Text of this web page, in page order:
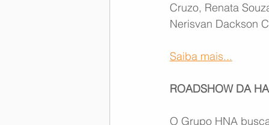
Cruzo, Renata
Nerisvan Dackson
Saiba mais...
ROADSHOW DA
O Grupo HNA